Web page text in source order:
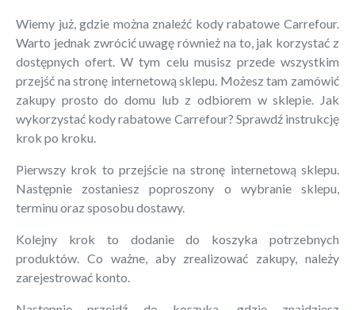
Wiemy już, gdzie można znaleźć kody rabatowe Carrefour.
Warto jednak zwrócić uwagę również na to, jak korzystać z
dostępnych ofert. W tym celu musisz przede wszystkim
przejść na stronę internetową sklepu. Możesz tam zamówić
zakupy prosto do domu lub z odbiorem w sklepie. Jak
wykorzystać kody rabatowe Carrefour? Sprawdź instrukcję
krok po kroku.
Pierwszy krok to przejście na stronę internetową sklepu.
Następnie zostaniesz poproszony o wybranie sklepu,
terminu oraz sposobu dostawy.
Kolejny krok to dodanie do koszyka potrzebnych
produktów. Co ważne, aby zrealizować zakupy, należy
zarejestrować konto.